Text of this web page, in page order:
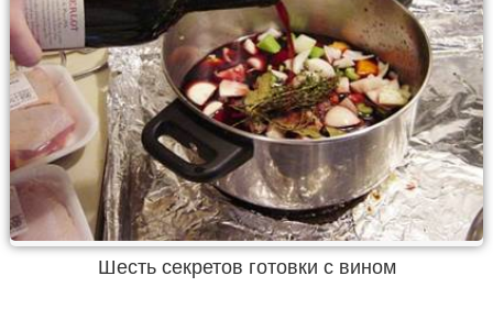
Шесть секретов готовки с вином